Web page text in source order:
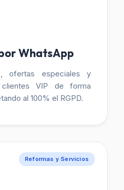
WhatsApp
ofertas especiales y
VIP de forma
al 100% el RGPD.
Reformas y Servicios